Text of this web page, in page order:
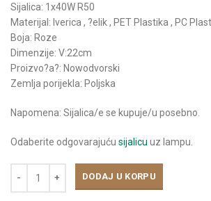
Sijalica: 1x40W R50
Materijal: Iverica , ?elik , PET Plastika , PC
Boja: Roze
Dimenzije: V:22cm
Proizvo?a?: Nowodvorski
Zemlja porijekla: Poljska
Napomena: Sijalica/e se kupuje/u posebno.
Odaberite odgovarajuću sijalicu uz lampu.
DODAJ U KORPU